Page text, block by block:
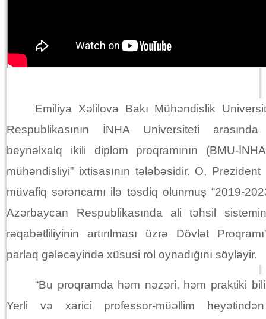
Emiliya Xəlilova Bakı Mühəndislik
Respublikasının İNHA Universiteti
beynəlxalq ikili diplom proqramının (BMU-
mühəndisliyi” ixtisasının tələbəsidir. O,
müvafiq sərəncamı ilə təsdiq olunmuş “2019-
Azərbaycan Respublikasında ali təhsil
rəqabətliliyinin artırılması üzrə Dövlət
parlaq gələcəyində xüsusi rol oynadığını söyləyir.
“Bu proqramda həm nəzəri, həm praktiki
Yerli və xarici professor-müəllim